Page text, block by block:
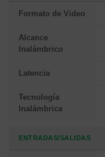
Formato de Video
Alcance
Inalámbrico
Latencia
Tecnología
Inalámbrica
ENTRADAS/SALIDAS